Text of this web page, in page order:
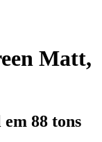
Matt,
88 tons